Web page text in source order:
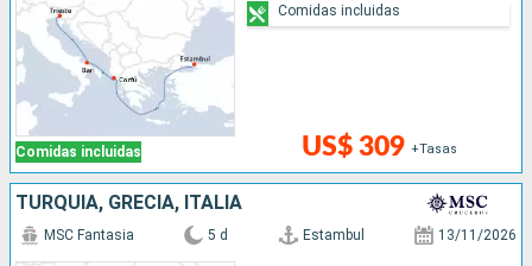
Comidas incluidas US$ 309 +Tasas
Comidas incluidas
TURQUÍA, GRECIA, ITALIA
MSC Fantasia 5 d Estambul 13/11/2026